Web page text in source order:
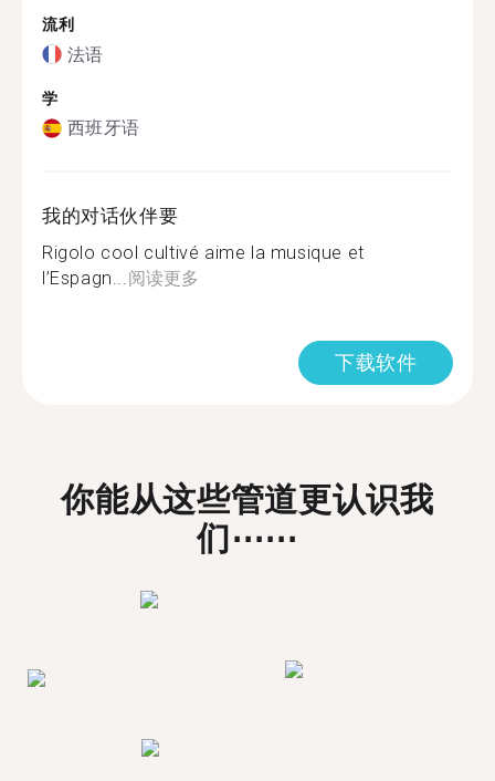
流利
法语
学
西班牙语
我的对话伙伴要
Rigolo cool cultivé aime la musique et
l’Espagn...阅读更多
下载软件
你能从这些管道更认识我
们⋯⋯